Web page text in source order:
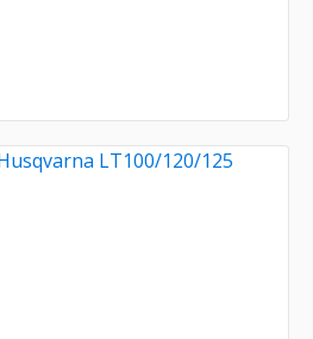
LT100/120/125